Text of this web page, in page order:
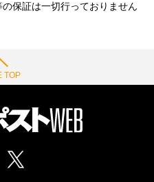
保証は一切行っておりません
TOP